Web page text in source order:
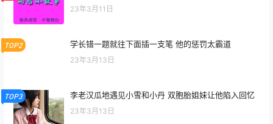
23年3月11日
TOP2 学长错一题就往下面插一支笔 他的惩罚太霸道
23年3月13日
TOP3 李老汉瓜地遇见小雪和小丹 双胞胎姐妹让他陷入回忆
23年3月13日